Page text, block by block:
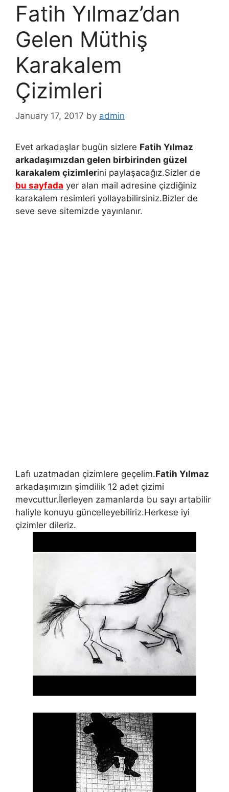
Fatih Yılmaz’dan
Gelen Müthiş
Karakalem
Çizimleri
January 17, 2017 by admin
Evet arkadaşlar bugün sizlere Fatih Yılmaz
arkadaşımızdan gelen birbirinden güzel
karakalem çizimlerini paylaşacağız.Sizler de
bu sayfada yer alan mail adresine çizdiğiniz
karakalem resimleri yollayabilirsiniz.Bizler de
seve seve sitemizde yayınlanır.
Lafı uzatmadan çizimlere geçelim.Fatih Yılmaz
arkadaşımızın şimdilik 12 adet çizimi
mevcuttur.İlerleyen zamanlarda bu sayı artabilir
haliyle konuyu güncelleyebiliriz.Herkese iyi
çizimler dileriz.